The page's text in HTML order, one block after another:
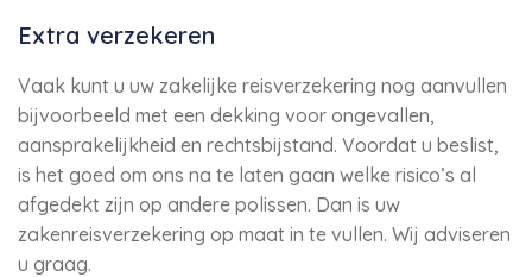
Extra verzekeren
Vaak kunt u uw zakelijke reisverzekering nog aanvullen
bijvoorbeeld met een dekking voor ongevallen,
aansprakelijkheid en rechtsbijstand. Voordat u beslist,
is het goed om ons na te laten gaan welke risico’s al
afgedekt zijn op andere polissen. Dan is uw
zakenreisverzekering op maat in te vullen. Wij adviseren
u graag.